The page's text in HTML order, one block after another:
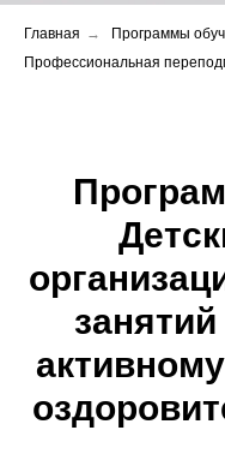
Главная → Программы
Профессиональная
занятий